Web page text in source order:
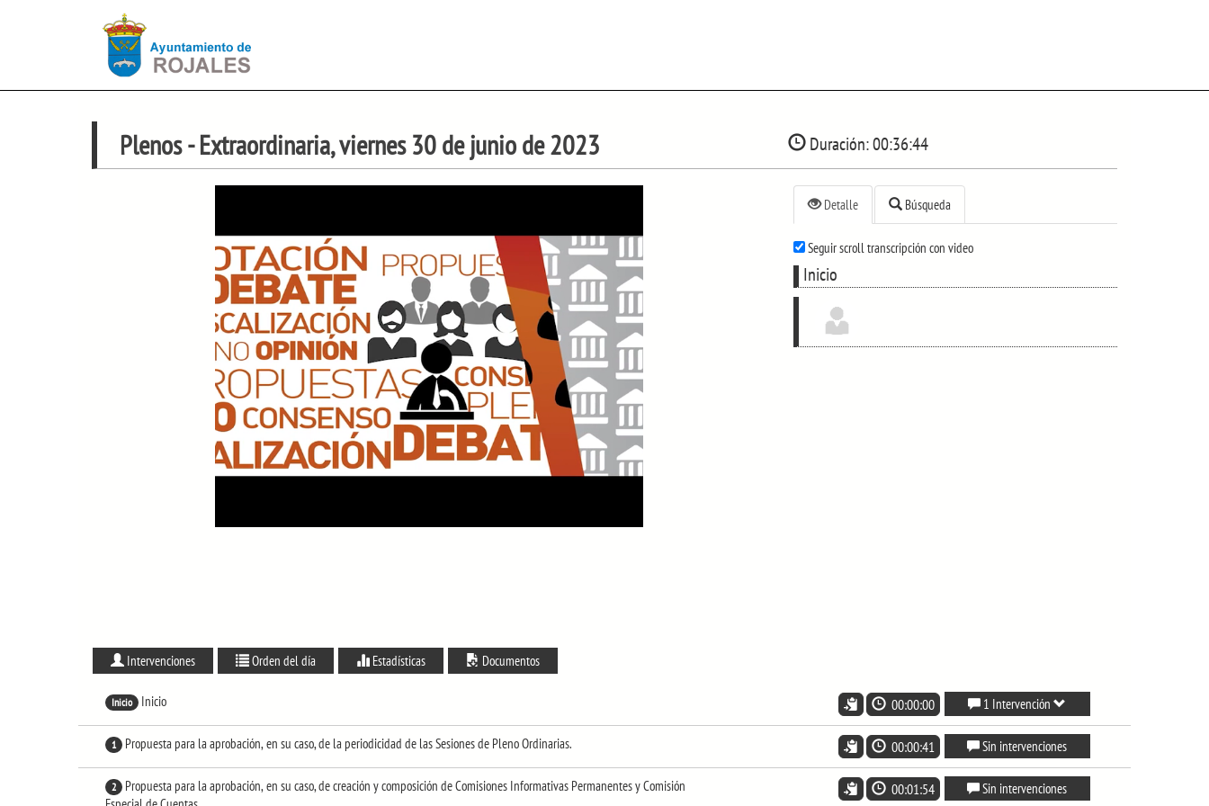
Plenos- Extraordinaria, viernes 30 de junio de 2023 Duración:00:36:44
Detalle Búsqueda
Seguir scroll transcripción con video
Inicio
Intervenciones Orden del día Estadísticas Documentos
Inicio Inicio 00:00:00 1 Intervención
1 Propuesta para la aprobación, en su caso, de la periodicidad de las Sesiones de Pleno Ordinarias. 00:00:41 Sin intervenciones
2
Propuesta para la aprobación, en su caso, de creación y composición de Comisiones Informativas Permanentes y Comisión
00:01:54 Sin intervenciones